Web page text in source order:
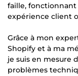
faille,
expérience client
Grâce à mon
Shopify et à ma
je suis en mesure
problèmes